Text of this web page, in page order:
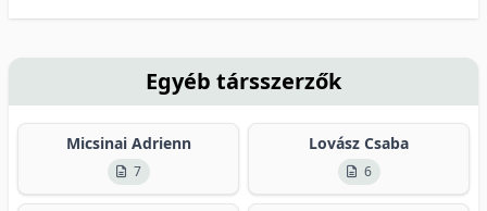
Egyéb társszerzők
Micsinai Adrienn
7
Lovász Csaba
6